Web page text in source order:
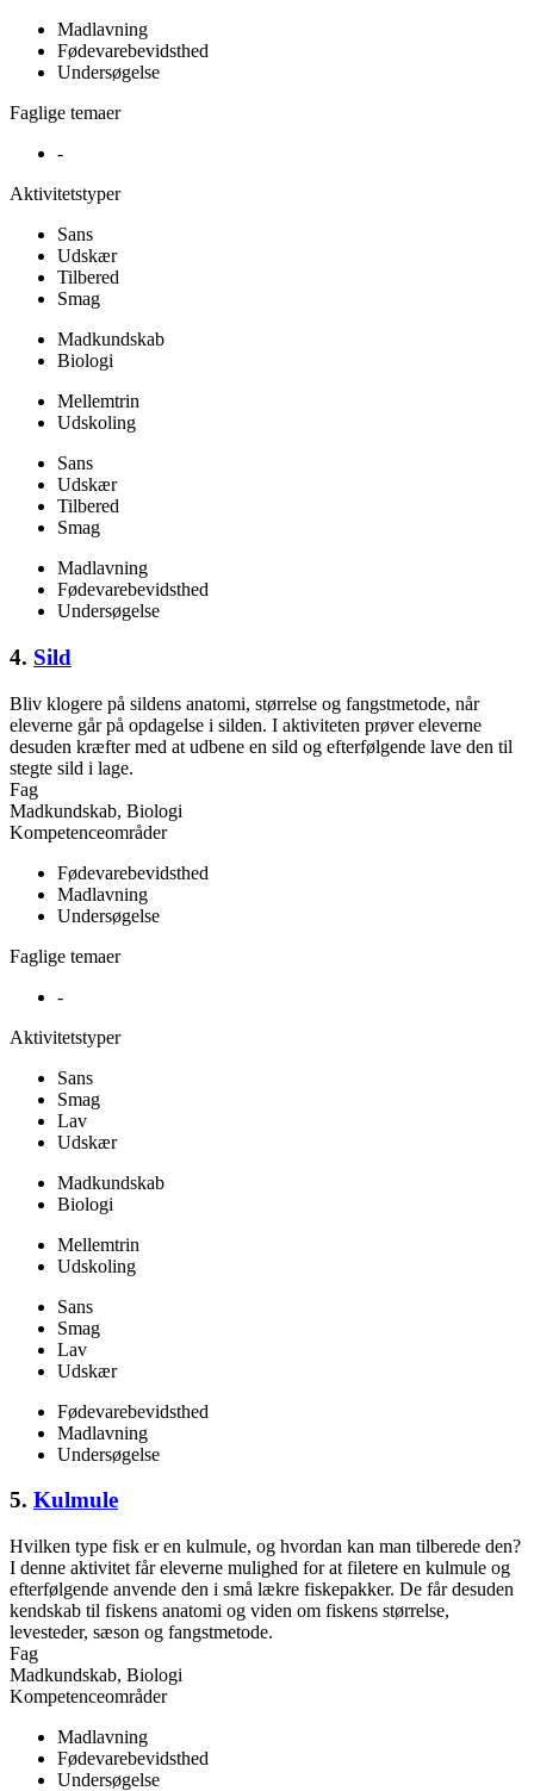
Madlavning
Fødevarebevidsthed
Undersøgelse
Faglige temaer
-
Aktivitetstyper
Sans
Udskær
Tilbered
Smag
Madkundskab
Biologi
Mellemtrin
Udskoling
Sans
Udskær
Tilbered
Smag
Madlavning
Fødevarebevidsthed
Undersøgelse
4. Sild
Bliv klogere på sildens anatomi, størrelse og fangstmetode, når
eleverne går på opdagelse i silden. I aktiviteten prøver eleverne
desuden kræfter med at udbene en sild og efterfølgende lave den til
stegte sild i lage.
Fag
Madkundskab, Biologi
Kompetenceområder
Fødevarebevidsthed
Madlavning
Undersøgelse
Faglige temaer
-
Aktivitetstyper
Sans
Smag
Lav
Udskær
Madkundskab
Biologi
Mellemtrin
Udskoling
Sans
Smag
Lav
Udskær
Fødevarebevidsthed
Madlavning
Undersøgelse
5. Kulmule
Hvilken type fisk er en kulmule, og hvordan kan man tilberede den?
I denne aktivitet får eleverne mulighed for at filetere en kulmule og
efterfølgende anvende den i små lækre fiskepakker. De får desuden
kendskab til fiskens anatomi og viden om fiskens størrelse,
levesteder, sæson og fangstmetode.
Fag
Madkundskab, Biologi
Kompetenceområder
Madlavning
Fødevarebevidsthed
Undersøgelse